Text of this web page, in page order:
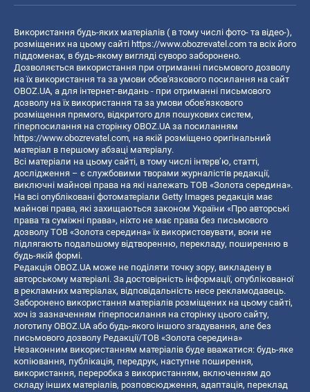
Використання будь-яких матеріалів ( в тому числі фото- та відео-),
розміщених на цьому сайті https://www.obozrevatel.com та всіх його
піддоменах, в будь-якому вигляді суворо заборонено.
Дозволяється використання при отриманні письмового дозволу
на їх використання та за умови обов'язкового посилання на сайт
OBOZ.UA, а для інтернет-видань - при отриманні письмового
дозволу на їх використання та за умови обов'язкового
розміщення прямого, відкритого для пошукових систем,
гіперпосилання на сторінку OBOZ.UA за посиланням
https://www.obozrevatel.com, на якій розміщено оригінальний
матеріал в першому абзаці матеріалу.
Всі матеріали на цьому сайті, в тому числі інтерв’ю, статті,
дослідження – є службовими творами журналістів редакції,
виключні майнові права на які належать ТОВ «Золота середина».
На всі опубліковані фотоматеріали Getty Images редакція має
майнові права, які захищаються законом України «Про авторські
права та суміжні права», ніхто не має права без письмового
дозволу ТОВ «Золота середина» їх використовувати, вони не
підлягають подальшому відтворенню, перекладу, поширенню в
будь-якій формі.
Редакція OBOZ.UA може не поділяти точку зору, викладену в
авторському матеріалі. За достовірність інформації, опублікованої
в рекламних матеріалах, відповідальність несе рекламодавець.
Заборонено використання матеріалів розміщених на цьому сайті,
хоч із зазначенням гіперпосилання на сторінку цього сайту,
логотипу OBOZ.UA або будь-якого іншого згадування, але без
письмового дозволу Редакції/ТОВ «Золота середина»
Незаконним використанням матеріалів буде вважатися: будь-яке
копiювання, публiкацiя, передрук, наступне поширення,
використання, переробка з використанням, включенням до
складу інших матеріалів, розповсюдження, адаптація, переклад